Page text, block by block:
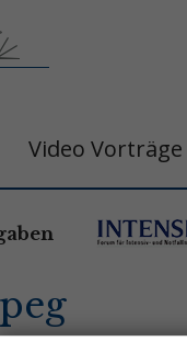
Video Vorträge